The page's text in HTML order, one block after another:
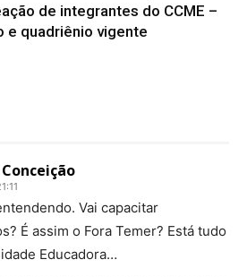
de integrantes do CCME –
e quadriênio vigente
Vai capacitar
É assim o Fora Temer? Está tudo
Educadora…